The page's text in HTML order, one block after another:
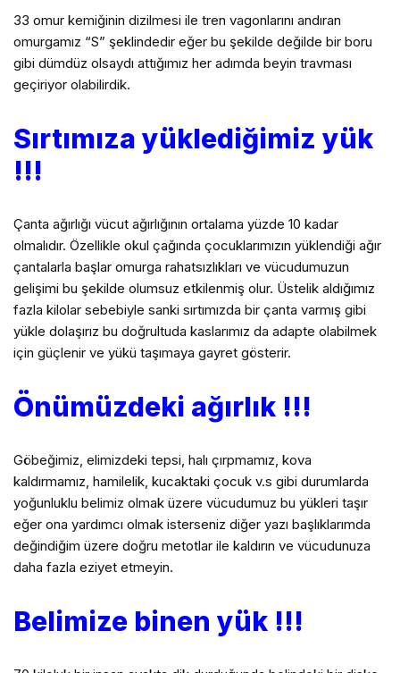
33 omur kemiğinin dizilmesi ile tren vagonlarını andıran
omurgamız “S” şeklindedir eğer bu şekilde değilde bir boru
gibi dümdüz olsaydı attığımız her adımda beyin travması
geçiriyor olabilirdik.
Sırtımıza yüklediğimiz yük
!!!
Çanta ağırlığı vücut ağırlığının ortalama yüzde 10 kadar
olmalıdır. Özellikle okul çağında çocuklarımızın yüklendiği ağır
çantalarla başlar omurga rahatsızlıkları ve vücudumuzun
gelişimi bu şekilde olumsuz etkilenmiş olur. Üstelik aldığımız
fazla kilolar sebebiyle sanki sırtımızda bir çanta varmış gibi
yükle dolaşırız bu doğrultuda kaslarımız da adapte olabilmek
için güçlenir ve yükü taşımaya gayret gösterir.
Önümüzdeki ağırlık !!!
Göbeğimiz, elimizdeki tepsi, halı çırpmamız, kova
kaldırmamız, hamilelik, kucaktaki çocuk v.s gibi durumlarda
yoğunluklu belimiz olmak üzere vücudumuz bu yükleri taşır
eğer ona yardımcı olmak isterseniz diğer yazı başlıklarımda
değindiğim üzere doğru metotlar ile kaldırın ve vücudunuza
daha fazla eziyet etmeyin.
Belimize binen yük !!!